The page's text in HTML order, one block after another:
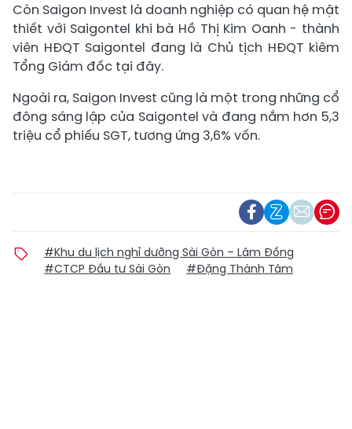
Còn Saigon Invest là doanh nghiệp có quan hệ mật
thiết với Saigontel khi bà Hồ Thị Kim Oanh - thành
viên HĐQT Saigontel đang là Chủ tịch HĐQT kiêm
Tổng Giám đốc tại đây.
Ngoài ra, Saigon Invest cũng là một trong những cổ
đông sáng lập của Saigontel và đang nắm hơn 5,3
triệu cổ phiếu SGT, tương ứng 3,6% vốn.
#Khu du lịch nghỉ dưỡng Sài Gòn – Lâm Đồng
#CTCP Đầu tư Sài Gòn
#Đặng Thành Tâm